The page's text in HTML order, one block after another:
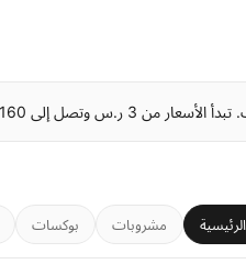
مشروبات بوكسات